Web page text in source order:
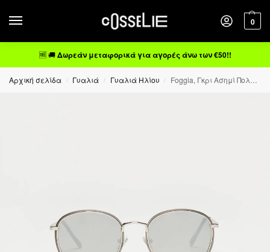
0
🆓 🚚Δωρεάν μεταφορικά για αγορές άνω των €50!!
Αρχική σελίδα / Γυαλιά / Γυαλιά Ηλίου / Foggia, Γκρι Ασημί Πολωτικά Γυαλιά Ηλίου Cat.2